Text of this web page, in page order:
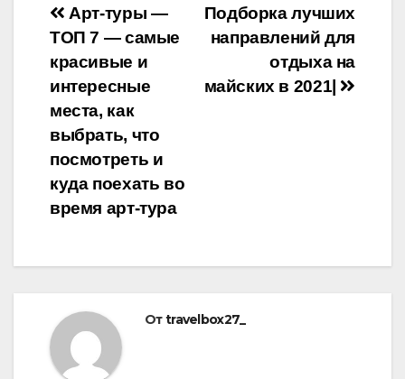
Навигация
по
записям
Подборка лучших
направлений для
отдыха на
майских в 2021|
Арт-туры —
ТОП 7 — самые
красивые и
интересные
места, как
выбрать, что
посмотреть и
куда поехать во
время арт-тура
Отtravelbox27_